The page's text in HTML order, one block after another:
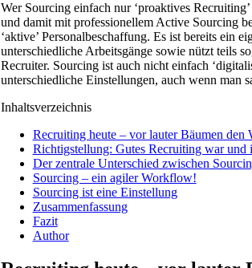
Wer Sourcing einfach nur ‘proaktives
und damit mit professionellem Active Sourcing
‘aktive’ Personalbeschaffung. Es ist bereits ein
unterschiedliche Arbeitsgänge sowie nützt teils
Recruiter. Sourcing ist auch nicht einfach
unterschiedliche Einstellungen, auch wenn man
Inhaltsverzeichnis
Recruiting heute – vor lauter Bäumen den
Richtigstellung: Gutes Recruiting war und
Der zentrale Unterschied zwischen
Sourcing – ein agiler Workflow!
Sourcing ist eine Einstellung
Zusammenfassung
Fazit
Author